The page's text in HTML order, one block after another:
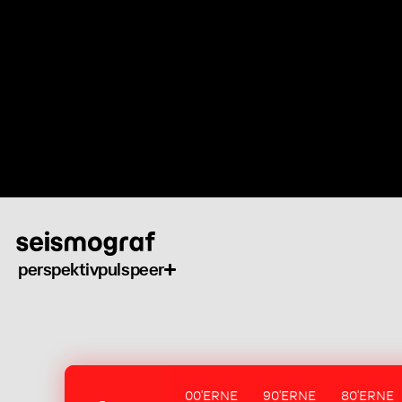
perspektivpulspeer
00'ERNE 90'ERNE 80'ERNE